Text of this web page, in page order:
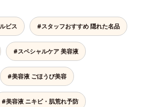
ビス #スタッフおすすめ 隠れた名品
#スペシャルケア 美容液
#美容液 ごほうび美容
#美容液 ニキビ・肌荒れ予防